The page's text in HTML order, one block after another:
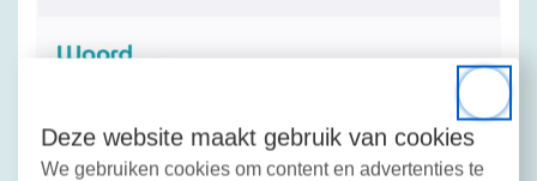
Close
Deze website maakt gebruik van cookies
We gebruiken cookies om content en advertenties te